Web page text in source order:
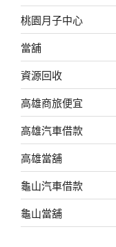
桃園月子中心
當舖
資源回收
高雄商旅便宜
高雄汽車借款
高雄當舖
龜山汽車借款
龜山當舖